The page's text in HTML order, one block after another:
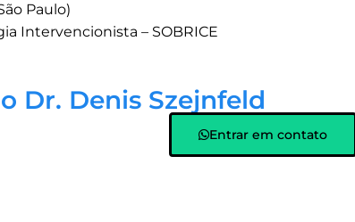
Paulo)
Intervencionista – SOBRICE
Dr. Denis Szejnfeld
Entrar em contato